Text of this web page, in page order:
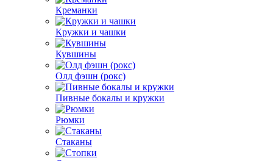
Креманки
Кружки и чашки
Кувшины
Олд фэшн (рокс)
Пивные бокалы и кружки
Рюмки
Стаканы